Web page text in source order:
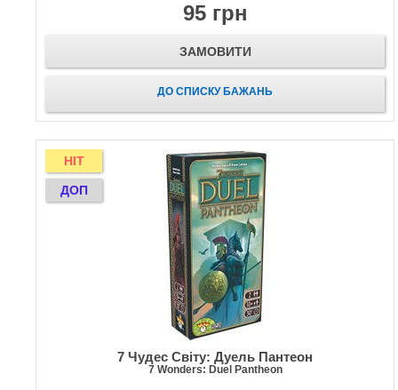
95 грн
ЗАМОВИТИ
ДО СПИСКУ БАЖАНЬ
HIT
ДОП
7 Чудес Світу: Дуель Пантеон
7 Wonders: Duel Pantheon